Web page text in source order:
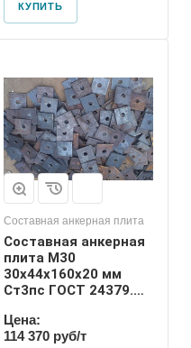
КУПИТЬ
Составная анкерная плита
Составная анкерная
плита М30
30х44х160х20 мм
Ст3пс ГОСТ 24379.1-
Цена:
114 370 руб/т